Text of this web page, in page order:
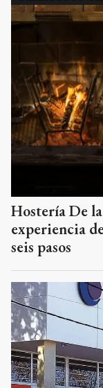
Hostería De
experiencia
seis pasos